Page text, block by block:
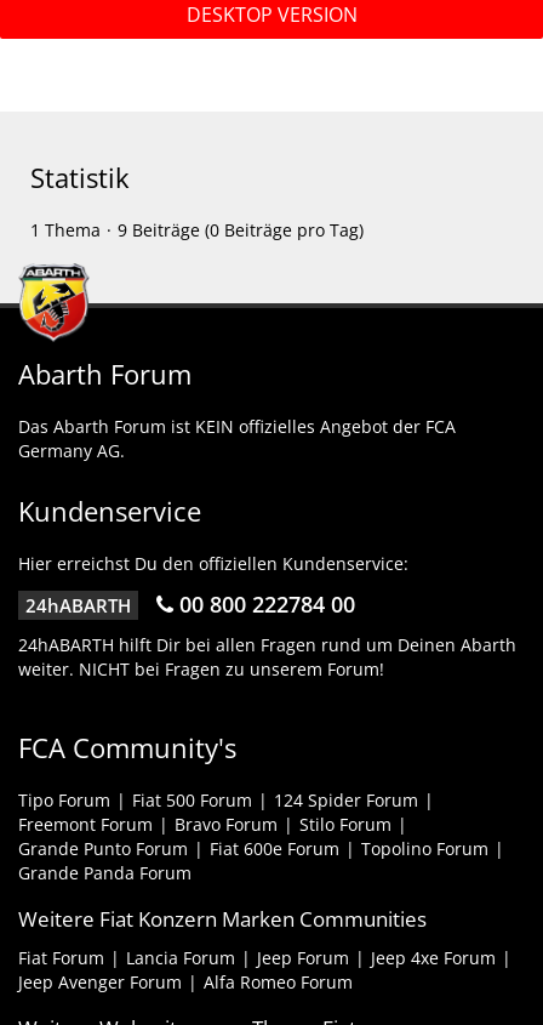
DESKTOP VERSION
Statistik
1 Thema 9 Beiträge (0 Beiträge pro Tag)
Abarth Forum
Das Abarth Forum ist KEIN offizielles Angebot der FCA
Germany AG.
Kundenservice
Hier erreichst Du den offiziellen Kundenservice:
24hABARTH 00 800 222784 00
24hABARTH hilft Dir bei allen Fragen rund um Deinen Abarth
weiter. NICHT bei Fragen zu unserem Forum!
FCA Community's
Tipo Forum Fiat 500 Forum
124 Spider Forum
Freemont Forum
Bravo Forum
Stilo Forum
Grande Punto Forum
Fiat 600e Forum
Topolino Forum
Grande Panda Forum
Weitere Fiat Konzern Marken Communities
Fiat Forum Lancia Forum Jeep Forum
Jeep 4xe Forum
Jeep Avenger Forum
Alfa Romeo Forum